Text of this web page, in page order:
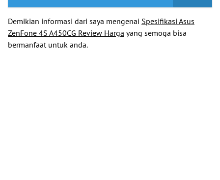
Demikian informasi dari saya mengenai Spesifikasi Asus
ZenFone 4S A450CG Review Harga yang semoga bisa
bermanfaat untuk anda.